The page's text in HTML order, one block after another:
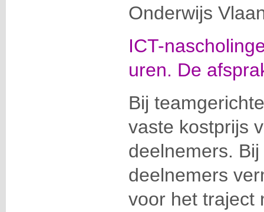
Onderwijs
ICT-
uren. De
Bij
vaste kostprijs
deelnemers.
deelnemers
voor het traject